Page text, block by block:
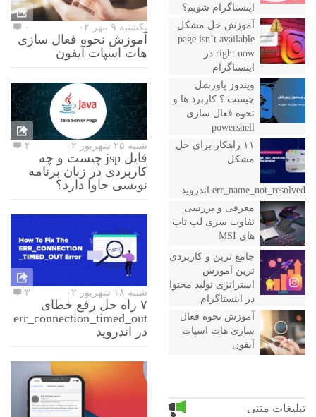
اینستاگرام شویم؟
آموزش حل مشکل
page isn’t available
right now در
اینستاگرام
ویندوز پاورشل
چیست ؟ کاربرد ها و
نحوه فعال سازی
powershell
۱۱ راهکار برای حل
مشکل
err_name_not_resolved اندروید
معرفی و بررسی
تفاوت سری لپ تاپ
های MSI
جامع ترین و کاربردی
ترین آموزش
استراتژی تولید محتوا
در اینستاگرام
آموزش نحوه فعال
سازی هات اسپات
آیفون
تبلیغات متنی
یکشنبه ۹ مهر ۰۲ ۰
آموزش نحوه فعال سازی
هات اسپات آیفون
شنبه ۲۵ شهریور ۰۲ ۴
فایل jsp چیست و چه
کاربردی در زبان برنامه
نویسی جاوا دارد؟
شنبه ۱۸ شهریور ۰۲ ۳
۷ راه حل رفع خطای
err_connection_timed_out
در اندروید